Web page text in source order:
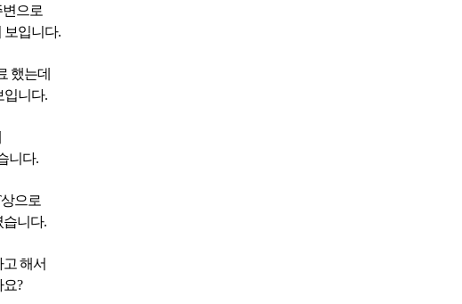
변으로
보입니다.
했는데
입니다.
니다.
으로
습니다.
해서
?